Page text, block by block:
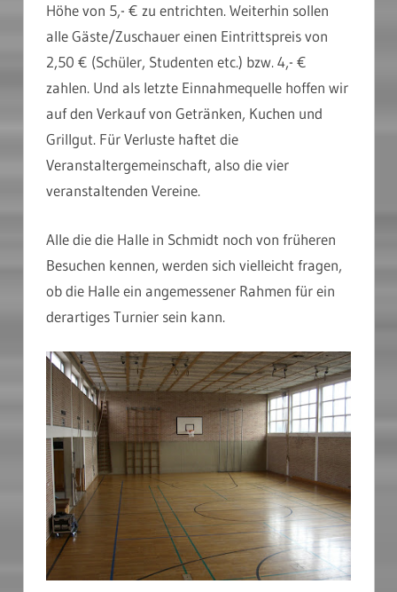
Höhe von 5,- € zu entrichten. Weiterhin sollen
alle Gäste/Zuschauer einen Eintrittspreis von
2,50 € (Schüler, Studenten etc.) bzw. 4,- €
zahlen. Und als letzte Einnahmequelle hoffen wir
auf den Verkauf von Getränken, Kuchen und
Grillgut. Für Verluste haftet die
Veranstaltergemeinschaft, also die vier
veranstaltenden Vereine.
Alle die die Halle in Schmidt noch von früheren
Besuchen kennen, werden sich vielleicht fragen,
ob die Halle ein angemessener Rahmen für ein
derartiges Turnier sein kann.